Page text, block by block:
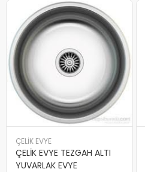
ÇELİK EVYE
ÇELİK EVYE TEZGAH ALTI
YUVARLAK EVYE